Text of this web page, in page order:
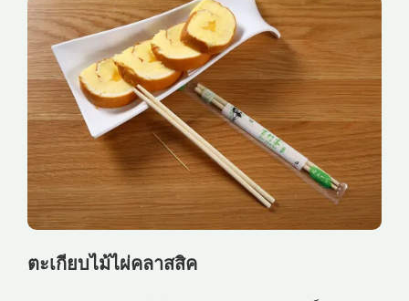
ตะเกียบไม้ไผ่คลาสสิค